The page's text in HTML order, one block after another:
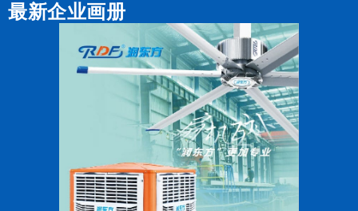
最新企业画册